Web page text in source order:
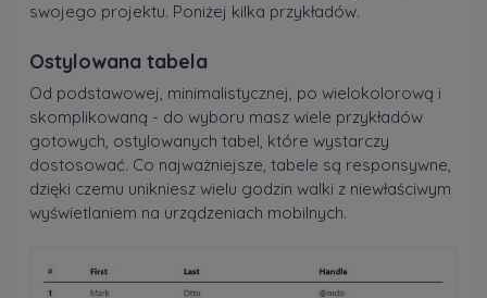
swojego projektu. Poniżej kilka przykładów.
Ostylowana tabela
Od podstawowej, minimalistycznej, po wielokolorową i
skomplikowaną - do wyboru masz wiele przykładów
gotowych, ostylowanych tabel, które wystarczy
dostosować. Co najważniejsze, tabele są responsywne,
dzięki czemu unikniesz wielu godzin walki z niewłaściwym
wyświetlaniem na urządzeniach mobilnych.